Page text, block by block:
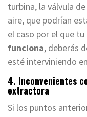
turbina, la válvula
aire, que podrían
el caso por el que tu
funciona, deberás
esté interviniendo
4. Inconvenientes
extractora
Si los puntos